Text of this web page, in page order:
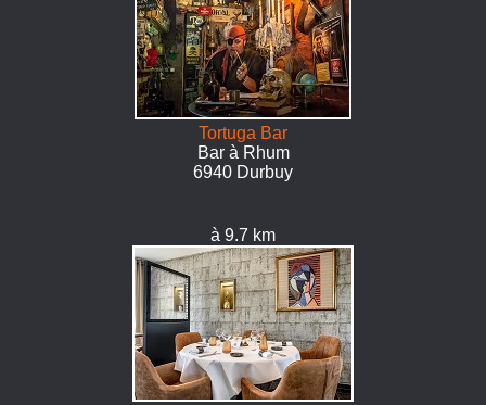
Tortuga Bar
Bar à Rhum
6940 Durbuy
à 9.7 km